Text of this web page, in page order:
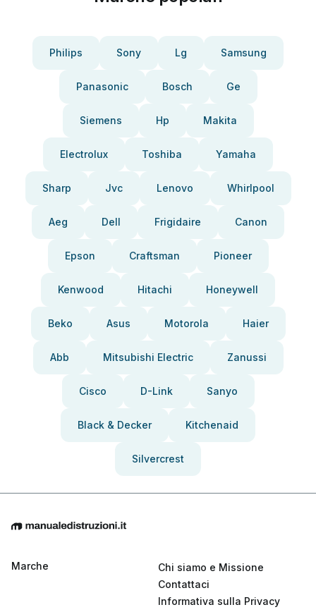
Philips Sony Lg Samsung
Panasonic Bosch Ge
Siemens Hp Makita
Electrolux Toshiba Yamaha
Sharp Jvc Lenovo Whirlpool
Aeg Dell Frigidaire Canon
Epson Craftsman Pioneer
Kenwood Hitachi Honeywell
Beko Asus Motorola Haier
Abb Mitsubishi Electric Zanussi
Cisco D-Link Sanyo
Black & Decker Kitchenaid
Silvercrest
Marche
Chi siamo e Missione
Contattaci
Informativa sulla Privacy